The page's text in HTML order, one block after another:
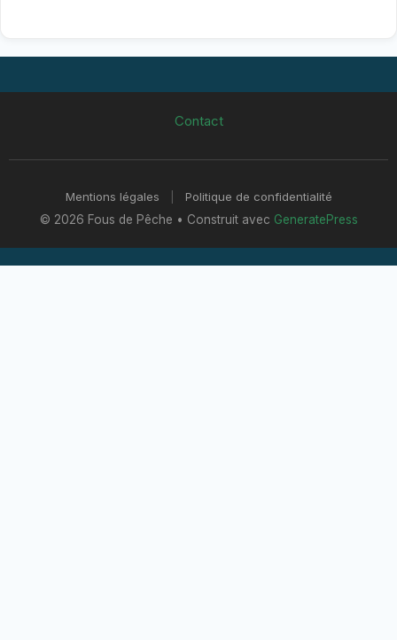
Contact
Mentions légales
Politique de confidentialité
© 2026 Fous de Pêche • Construit avec GeneratePress